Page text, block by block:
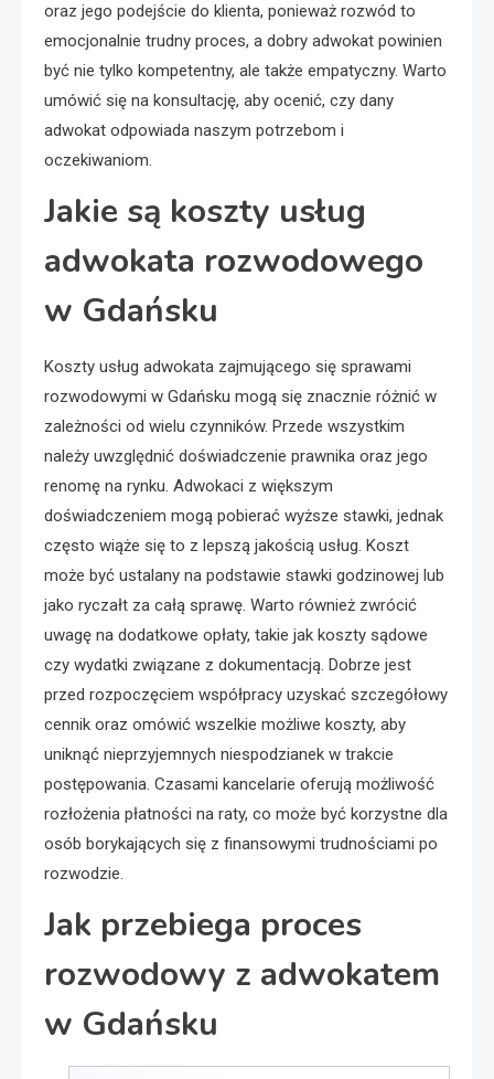
oraz jego podejście do klienta, ponieważ rozwód to
emocjonalnie trudny proces, a dobry adwokat powinien
być nie tylko kompetentny, ale także empatyczny. Warto
umówić się na konsultację, aby ocenić, czy dany
adwokat odpowiada naszym potrzebom i
oczekiwaniom.
Jakie są koszty usług
adwokata rozwodowego
w Gdańsku
Koszty usług adwokata zajmującego się sprawami
rozwodowymi w Gdańsku mogą się znacznie różnić w
zależności od wielu czynników. Przede wszystkim
należy uwzględnić doświadczenie prawnika oraz jego
renomę na rynku. Adwokaci z większym
doświadczeniem mogą pobierać wyższe stawki, jednak
często wiąże się to z lepszą jakością usług. Koszt
może być ustalany na podstawie stawki godzinowej lub
jako ryczałt za całą sprawę. Warto również zwrócić
uwagę na dodatkowe opłaty, takie jak koszty sądowe
czy wydatki związane z dokumentacją. Dobrze jest
przed rozpoczęciem współpracy uzyskać szczegółowy
cennik oraz omówić wszelkie możliwe koszty, aby
uniknąć nieprzyjemnych niespodzianek w trakcie
postępowania. Czasami kancelarie oferują możliwość
rozłożenia płatności na raty, co może być korzystne dla
osób borykających się z finansowymi trudnościami po
rozwodzie.
Jak przebiega proces
rozwodowy z adwokatem
w Gdańsku